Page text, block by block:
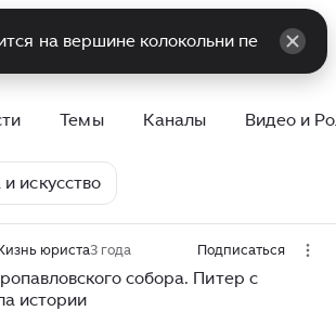
Темы Каналы Видео и
искусство
юриста3 года Подписаться
собора. Питер с
истории